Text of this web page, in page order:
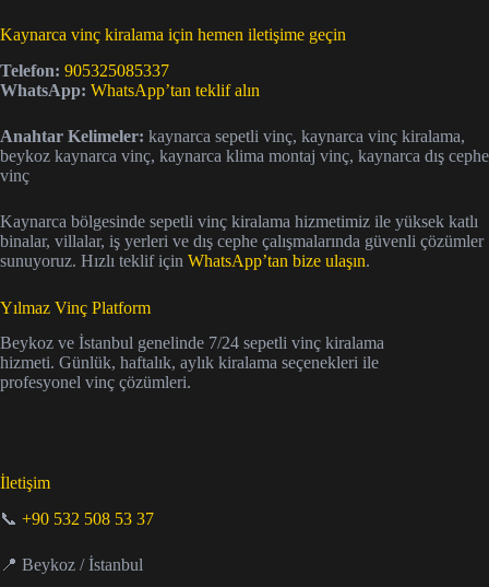
Kaynarca vinç kiralama için hemen iletişime geçin
Telefon: 905325085337
WhatsApp: WhatsApp’tan teklif alın
Anahtar Kelimeler: kaynarca sepetli vinç, kaynarca vinç kiralama,
beykoz kaynarca vinç, kaynarca klima montaj vinç, kaynarca dış cephe
vinç
Kaynarca bölgesinde sepetli vinç kiralama hizmetimiz ile yüksek katlı
binalar, villalar, iş yerleri ve dış cephe çalışmalarında güvenli çözümler
sunuyoruz. Hızlı teklif için WhatsApp’tan bize ulaşın.
Yılmaz Vinç Platform
Beykoz ve İstanbul genelinde 7/24 sepetli vinç kiralama
hizmeti. Günlük, haftalık, aylık kiralama seçenekleri ile
profesyonel vinç çözümleri.
İletişim
📞 +90 532 508 53 37
📍 Beykoz / İstanbul